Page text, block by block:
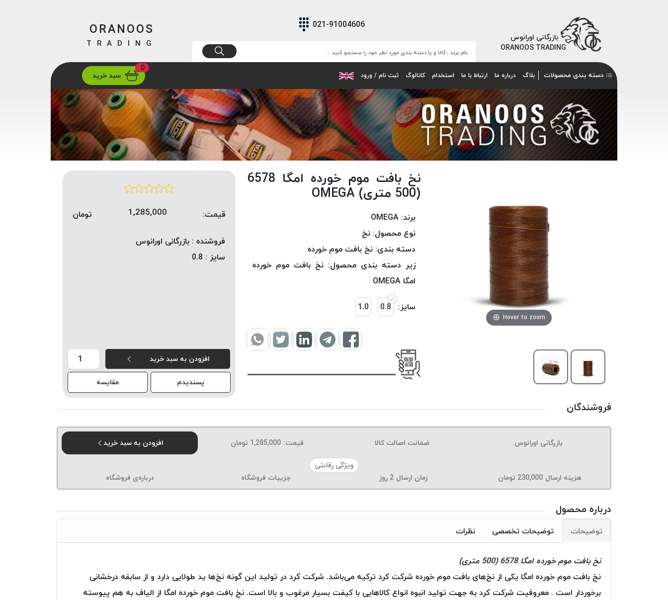
بازرگانی اورانوس
ORANOOS TRADING
021-91004606
ارسالتهران/ تهران
ORANOOS
TRADING
دسته بندی محصولات بلاگ درباره ما ارتباط با ما استخدام کاتالوگ ثبت نام / ورود
0
سبد خرید
Hover to zoom
نخ بافت موم خورده امگا 6578
(500 متری) OMEGA
برند: OMEGA
نوع محصول: نخ
دسته بندی: نخ بافت موم خورده
زیر دسته بندی محصول: نخ بافت موم خورده
امگا OMEGA
سایز: 0.8
1.0
قیمت: 1,285,000
تومان
فروشنده : بازرگانی اورانوس
سایز : 0.8
افزودن به سبد خرید
پسندیدم
مقایسه
فروشندگان
بازرگانی اورانوس ضمانت اصالت کالا قیمت: 1,285,000 تومان
افزودن به سبد خرید
ویژگی رقابتی
هزینه ارسال 230,000 تومان زمان ارسال 2 روز جزییات فروشگاه درباره‌ی فروشگاه
درباره محصول
توضیحات توضیحات تخصصی نظرات
نخ بافت موم خورده امگا 6578 (500 متری)
نخ بافت موم خورده امگا یکی از نخ‌های بافت موم خورده شرکت کرد ترکیه می‌باشد. شرکت کرد در تولید این گونه نخ‌ها ید طولایی دارد و از سابقه درخشانی
برخوردار است . معروفیت شرکت کرد به جهت تولید انبوه انواع کالاهایی با کیفت بسیار مرغوب و بالا است. نخ بافت موم خورده امگا از الیاف به هم پیوسته